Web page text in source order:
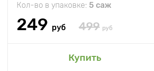
Кол-во в упаковке: 5 саж
249 руб 499 руб
Купить